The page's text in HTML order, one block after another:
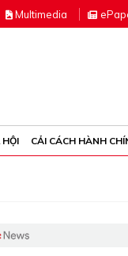
Multimedia eP
HỘI CẢI CÁCH HÀNH